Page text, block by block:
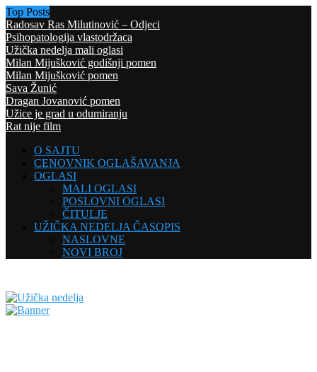
Top Posts
Radosav Ras Milutinović – Odjeci
Psihopatologija vlastodržaca
Užička nedelja mali oglasi
Milan Mijušković godišnji pomen
Milan Mijušković pomen
Sava Žunić
Dragan Jovanović pomen
Užice je grad u odumiranju
Rat nije film
O SAJTU
CENOVNIK OGLAŠAVANJA
OGLASI
MALI OGLASI
POSLOVNI OGLASI
ČITULJE
UŽIČKA NEDELJA ČASOPIS
NASLOVNE
NOVI BROJ